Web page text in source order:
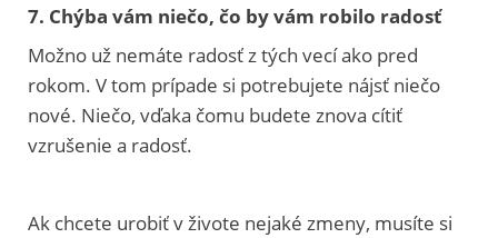
7. Chýba vám niečo, čo by vám robilo radosť
Možno už nemáte radosť z tých vecí ako pred
rokom. V tom prípade si potrebujete nájsť niečo
nové. Niečo, vďaka čomu budete znova cítiť
vzrušenie a radosť.
Ak chcete urobiť v živote nejaké zmeny, musíte si